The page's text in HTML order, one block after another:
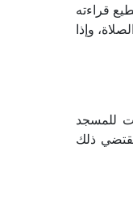
قراءته
وإذا
للمسجد
ذلك